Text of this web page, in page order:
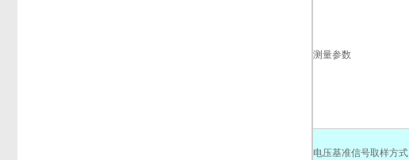
测量参数
电压基准信号取样方式